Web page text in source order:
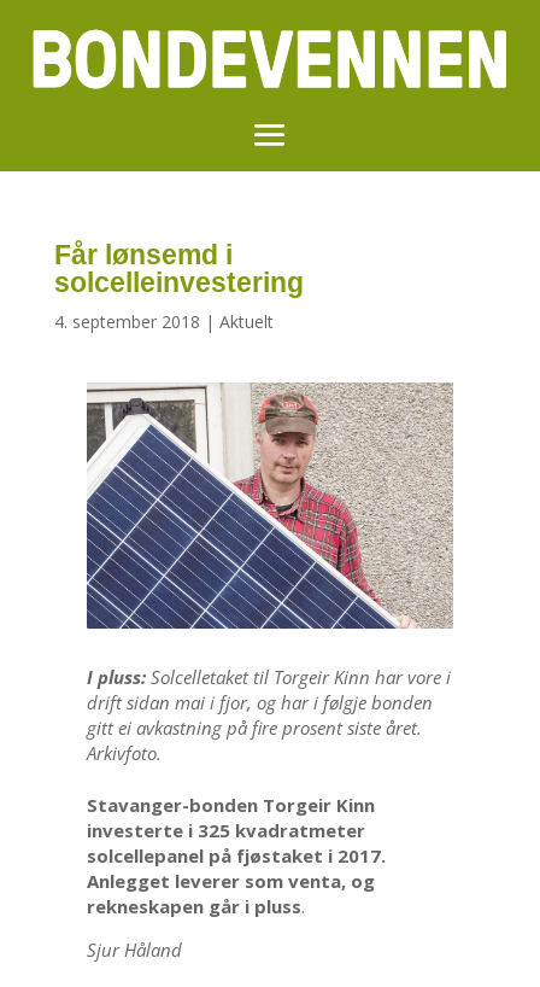
Får lønsemd i
solcelleinvestering
4. september 2018 | Aktuelt
I pluss:Solcelletaket til Torgeir Kinn har vore i
drift sidan mai i fjor, og har i følgje bonden
gitt ei avkastning på fire prosent siste året.
Arkivfoto.
Stavanger-bonden Torgeir Kinn
investerte i 325 kvadratmeter
solcellepanel på fjøstaket i 2017.
Anlegget leverer som venta, og
rekneskapen går i pluss.
Sjur Håland